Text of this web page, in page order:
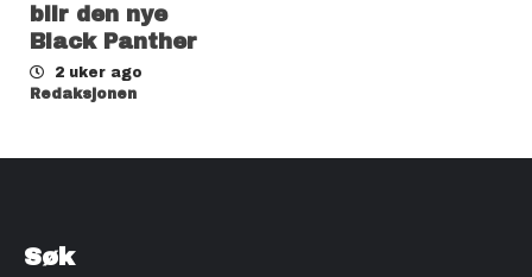
blir den nye
Black Panther
2 uker ago
Redaksjonen
Søk